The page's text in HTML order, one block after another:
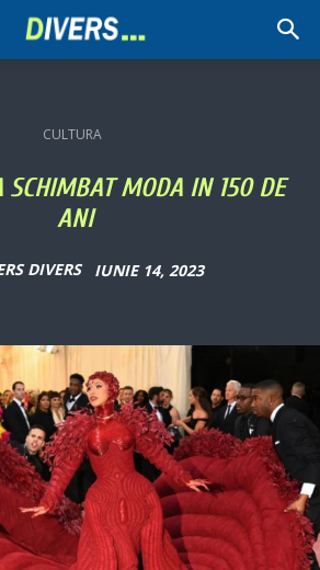
CULTURA
MODA IN 150 DE
ANI
DIVERS IUNIE 14, 2023